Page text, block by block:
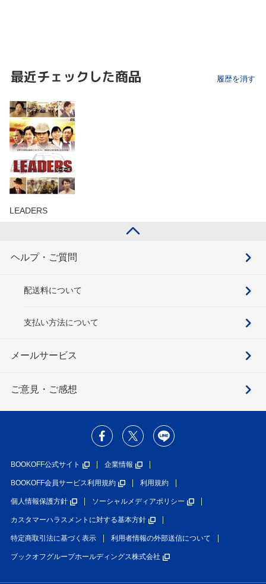
最近チェックした商品 履歴を消す
LEADERS
ヘルプ・ご質問
配送料について
支払い方法について
メールサービス
ご意見・ご感想
BOOKOFF公式サイト 企業情報
BOOKOFF会員サービス利用規約 利用規約
個人情報保護方針 ソーシャルメディアポリシー
カスタマーハラスメントに対する基本方針
特定商取引法に基づく表示 利用者情報の外部送信について
ブックオフグループホールディングス株式会社